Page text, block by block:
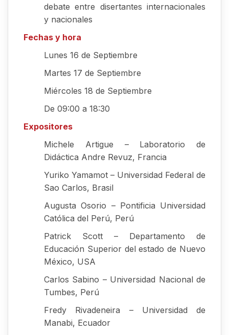
debate entre disertantes internacionales
y nacionales
Fechas y hora
Lunes 16 de Septiembre
Martes 17 de Septiembre
Miércoles 18 de Septiembre
De 09:00 a 18:30
Expositores
Michele Artigue – Laboratorio de
Didáctica Andre Revuz, Francia
Yuriko Yamamot – Universidad Federal de
Sao Carlos, Brasil
Augusta Osorio – Pontificia Universidad
Católica del Perú, Perú
Patrick Scott – Departamento de
Educación Superior del estado de Nuevo
México, USA
Carlos Sabino – Universidad Nacional de
Tumbes, Perú
Fredy Rivadeneira – Universidad de
Manabi, Ecuador